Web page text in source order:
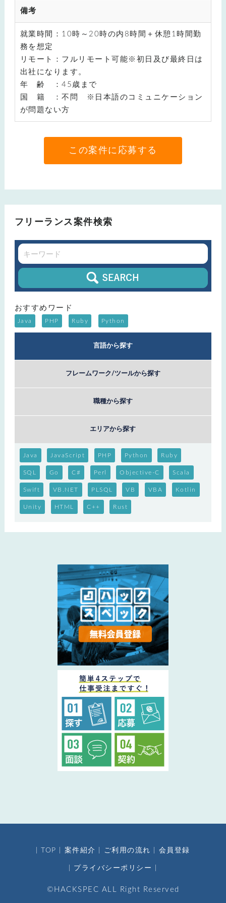
備考
就業時間：10時～20時の内8時間＋休憩1時間勤
務を想定
リモート：フルリモート可能※初日及び最終日は
出社になります。
年 齢 ：45歳まで
国 籍 ：不問 ※日本語のコミュニケーション
が問題ない方
この案件に応募する
フリーランス案件検索
おすすめワード
Java PHP Ruby Python
言語から探す
フレームワーク/ツールから探す
職種から探す
エリアから探す
Java JavaScript PHP Python Ruby
SQL Go C# Perl Objective-C Scala
Swift VB.NET PLSQL VB VBA Kotlin
Unity HTML C++ Rust
TOP 案件紹介 ご利用の流れ 会員登録
プライバシーポリシー
©HACKSPEC ALL Right Reserved